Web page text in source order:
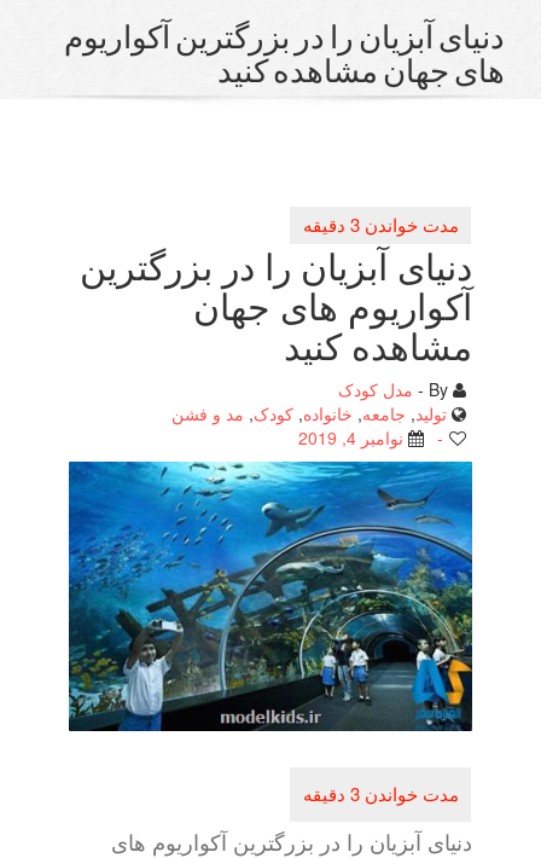
آبزیان را در بزرگترین آكواریوم
جهان مشاهده كنید
دنیای آبزیان را در بزرگترین
آكواریوم های جهان
مشاهده كنید
مدل کودک
جامعه,خانواده, کودک,مد و فشن
نوامبر 4, 2019
دنیای آبزیان را در بزرگترین آكواریوم های